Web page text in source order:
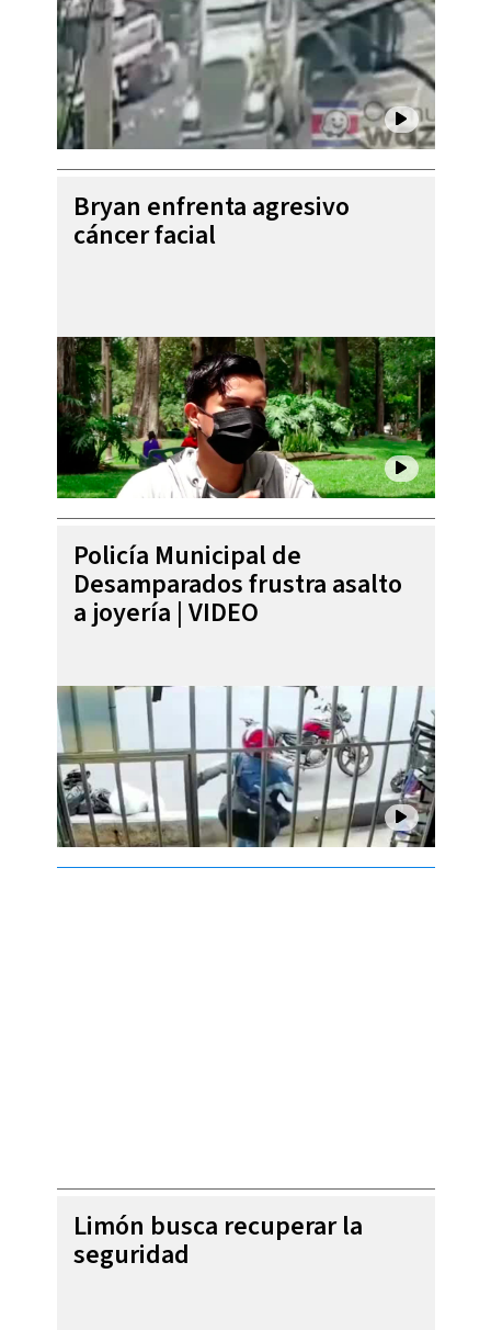
Bryan enfrenta agresivo
cáncer facial
Policía Municipal de
Desamparados frustra asalto
a joyería | VIDEO
Limón busca recuperar la
seguridad